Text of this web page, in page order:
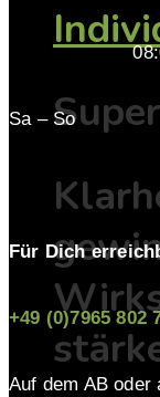
Sa – So
Für Dich
+49 (0)7965 802
Auf dem AB